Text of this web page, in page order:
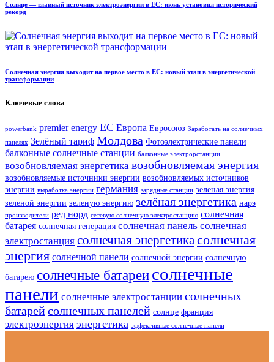
Солнце — главный источник электроэнергии в ЕС: июнь установил исторический
рекорд
Солнечная энергия выходит на первое место в ЕС: новый этап в энергетической
трансформации
Ключевые слова
powerbank premier energy ЕС Европа Евросоюз Заработать на солнечных
панелях Зелёный тариф Молдова Фотоэлектрические панели
балконные солнечные станции балконные электрорстанции
возобновляемая энергетика возобновляемая энергия
возобновляемые источники энергии возобновляемых источников
энергии выработка энергии германия зарядные станции зеленая энергия
зеленой энергии зеленую энергию зелёная энергетика нарэ
производители ред норд сетевую солнечную электростанцию солнечная
батарея солнечная генерация солнечная панель солнечная
электростанция солнечная энергетикасолнечная
энергия солнечной панели солнечной энергии солнечную
батарею солнечные батареисолнечные
панели солнечные электростанции солнечных
батарейсолнечных панелей солнце франция
электроэнергия энергетика эффективные солнечные панели